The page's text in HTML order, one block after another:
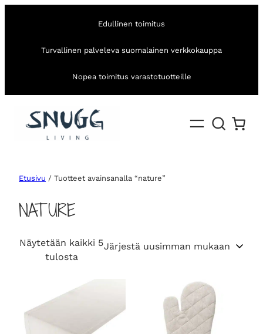
Edullinen toimitus
Turvallinen palveleva suomalainen verkkokauppa
Nopea toimitus varastotuotteille
Etusivu / Tuotteet avainsanalla “nature”
NATURE
Näytetään kaikki 5
tulostaS
r